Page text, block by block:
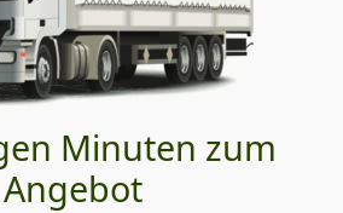
Minuten zum
Angebot